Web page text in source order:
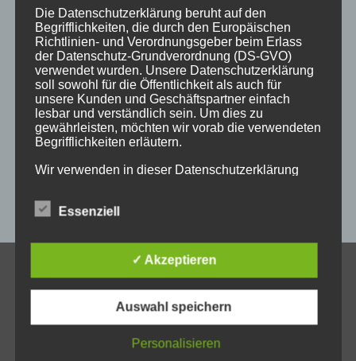
holzgeschenke holzpostkarten holzprodukte
holzschild holzschilder holzwaren individuell
kempten laser lasergravur lasergravuren messe
messestand post schild schilder schilder aus holz
sulzberg weihnachten weihnachtsgeschenke
weihnachtsmarkt
KONTAKT
Allgäuer Holzschilder
Inh. Jörg Schmid
Die Datenschutzerklärung beruht auf den
Begrifflichkeiten, die durch den Europäischen
Richtlinien- und Verordnungsgeber beim Erlass
der Datenschutz-Grundverordnung (DS-GVO)
verwendet wurden. Unsere Datenschutzerklärung
soll sowohl für die Öffentlichkeit als auch für
unsere Kunden und Geschäftspartner einfach
lesbar und verständlich sein. Um dies zu
gewährleisten, möchten wir vorab die verwendeten
Begrifflichkeiten erläutern.
Wir verwenden in dieser Datenschutzerklärung
Personenbezogene Daten sind alle Informationen,
die sich auf eine identifizierte oder identifizierbare
natürliche Person (im Folgenden „betroffene
Person") beziehen. Als identifizierbar wird eine
natürliche Person angesehen, die direkt oder
Essenziell
✓ Akzeptieren
Auswahl speichern
Personalisieren